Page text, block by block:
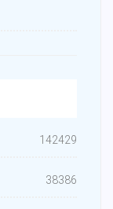
142429
38386